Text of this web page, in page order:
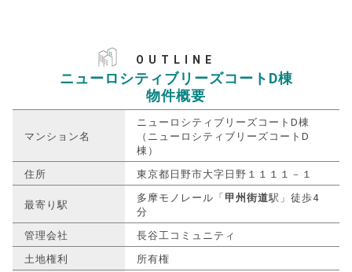
OUTLINE
ニューロシティブリーズコートD棟
物件概要
マンション名
ニューロシティブリーズコートD棟
（ニューロシティブリーズコートD
棟）
住所
東京都日野市大字日野１１１１－１
最寄り駅
多摩モノレール「甲州街道駅」徒歩4
分
管理会社
長谷工コミュニティ
土地権利
所有権